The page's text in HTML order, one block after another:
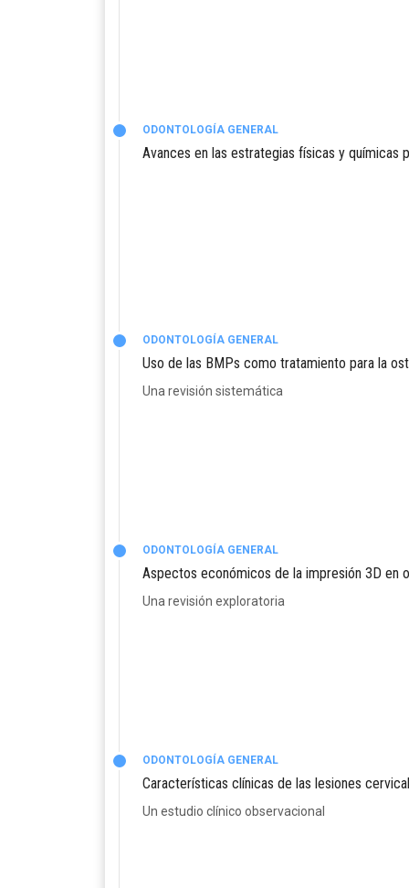
ODONTOLOGÍA GENERAL
Avances en las estrategias físicas y químicas
ODONTOLOGÍA GENERAL
Uso de las BMPs como tratamiento para la
Una revisión sistemática
ODONTOLOGÍA GENERAL
Aspectos económicos de la impresión 3D en
Una revisión exploratoria
ODONTOLOGÍA GENERAL
Características clínicas de las lesiones
Un estudio clínico observacional